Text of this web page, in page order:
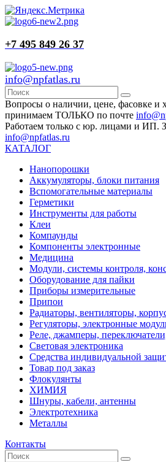
+7 495 849 26 37
info@npfatlas.ru
Вопросы о наличии, цене, фасовке и
принимаем ТОЛЬКО по почте
Работаем только с юр. лицами и ИП.
info@npfatlas.ru
КАТАЛОГ
Нанопорошки
Аккумуляторы, блоки питания
Вспомогательные материалы
Герметики
Инструменты для работы
Клеи
Компаунды
Компоненты электронные
Медицина
Модули, системы контроля,
Оборудование для пайки
Приборы измерительные
Припои
Радиаторы, вентиляторы,
Регуляторы, электронные
Реле, джамперы,
Световая электроника
Средства индивидуальной
Товар под заказ
Флокулянты
ХИМИЯ
Шнуры, кабели, антенны
Электротехника
Металлы
Контакты